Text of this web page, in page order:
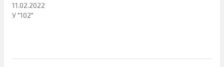
11.02.2022
У "102"